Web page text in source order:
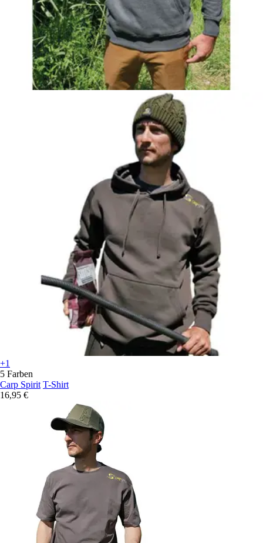
+1
5 Farben
Carp Spirit T-Shirt
16,95 €